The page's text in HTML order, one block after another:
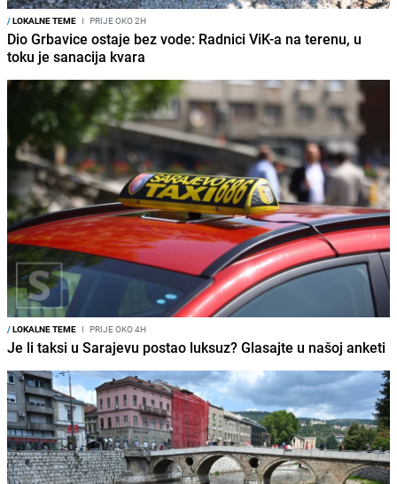
/LOKALNE TEME I PRIJE OKO 2H
Dio Grbavice ostaje bez vode: Radnici ViK-a na terenu, u
toku je sanacija kvara
/LOKALNE TEME I PRIJE OKO 4H
Je li taksi u Sarajevu postao luksuz? Glasajte u našoj anketi